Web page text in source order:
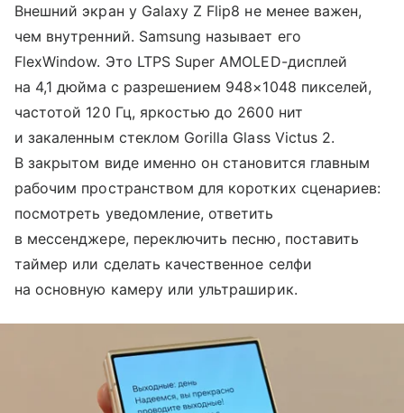
Внешний экран у Galaxy Z Flip8 не менее важен,
чем внутренний. Samsung называет его
FlexWindow. Это LTPS Super AMOLED-дисплей
на 4,1 дюйма с разрешением 948×1048 пикселей,
частотой 120 Гц, яркостью до 2600 нит
и закаленным стеклом Gorilla Glass Victus 2.
В закрытом виде именно он становится главным
рабочим пространством для коротких сценариев:
посмотреть уведомление, ответить
в мессенджере, переключить песню, поставить
таймер или сделать качественное селфи
на основную камеру или ультраширик.